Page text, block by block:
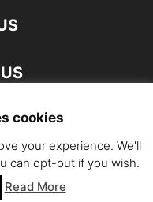
cookies
your experience. We'll
can opt-out if you wish.
Read More